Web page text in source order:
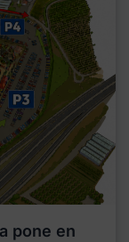
pone en